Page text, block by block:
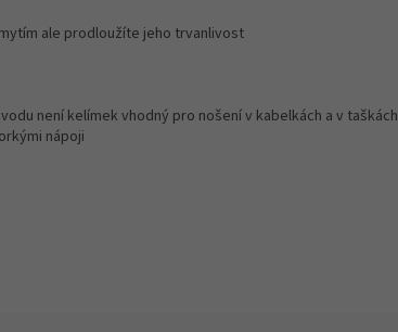
ale prodloužíte jeho trvanlivost
není kelímek vhodný pro nošení v kabelkách a v taškách
nápoji